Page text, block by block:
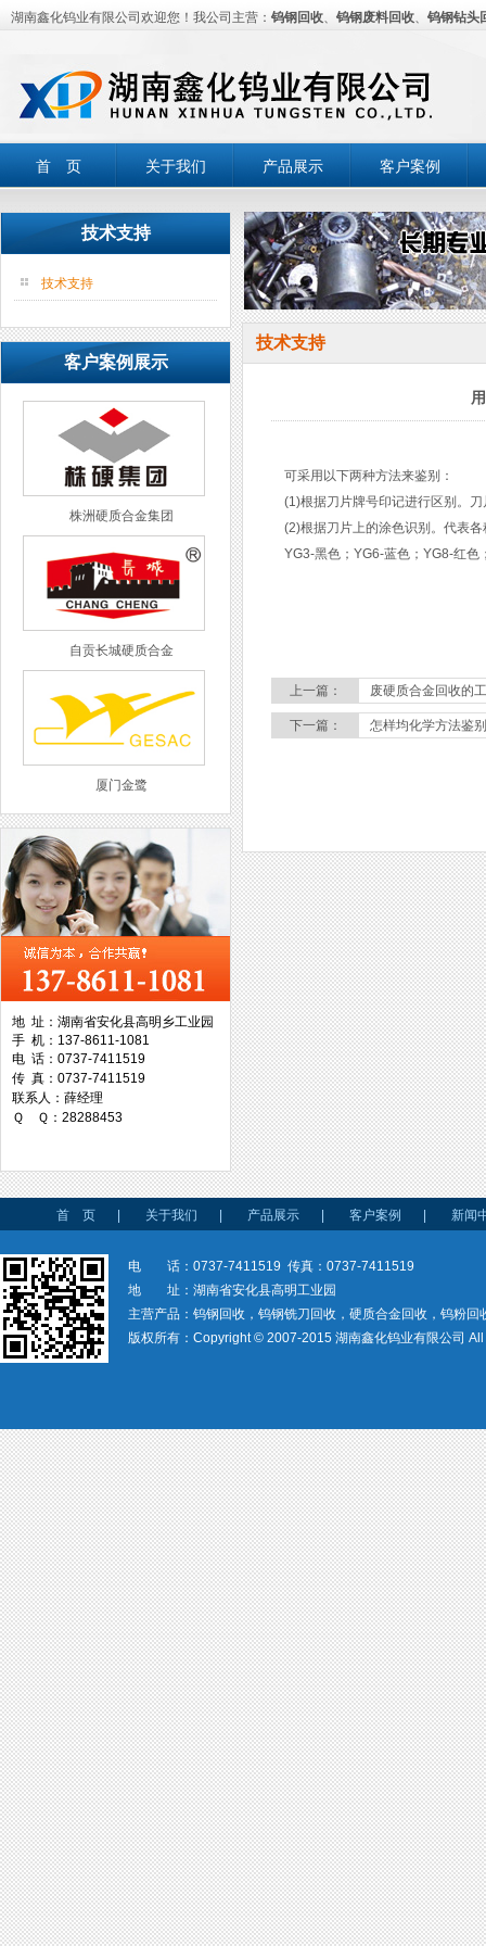
湖南鑫化钨业有限公司欢迎您！我公司主营： 钨钢回收、 钨钢废料回收、 钨钢钻头
首 页 关于我们 产品展示 客户案例
技术支持
技术支持
客户案例展示
株洲硬质合金集团
自贡长城硬质合金
厦门金鹭
西工集团
台湾协威机械
台湾万事达切削科技
地 址：湖南省安化县高明乡工业园
手 机：137-8611-1081
电 话：0737-7411519
传 真：0737-7411519
联系人：薛经理
Ｑ Ｑ：28288453
技术支持
可采用以下两种方法来鉴别：
(1)根据刀片牌号印记进行区别。
(2)根据刀片上的涂色识别。代表各
YG3-黑色；YG6-蓝色；YG8-红色
上一篇： 废硬质合金回收的
下一篇： 怎样均化学方法鉴
首 页 关于我们 产品展示 客户案例 新闻
电 话：0737-7411519 传真：0737-7411519
地 址：湖南省安化县高明工业园
主营产品：钨钢回收，钨钢铣刀回收，硬质合金回收，钨粉回
版权所有：Copyright © 2007-2015 湖南鑫化钨业有限公司